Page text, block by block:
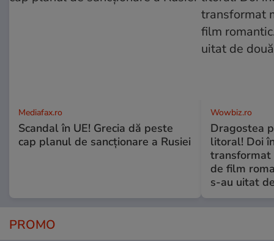
Mediafax.ro
Scandal în UE! Grecia dă peste
cap planul de sancționare a Rusiei
Wowbiz.ro
Dragostea
litoral! Doi
transformat
de film
s-au uitat
PROMO